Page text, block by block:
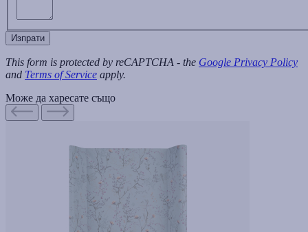
Изпрати
This form is protected by reCAPTCHA - the Google Privacy Policy
and Terms of Service apply.
Може да харесате също